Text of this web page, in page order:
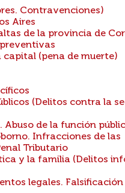
Contravenciones)
Aires
de la provincia de
capital (pena de muerte)
(Delitos contra la
de la función
Infracciones de las
Tributario
y la familia (Delitos
legales.